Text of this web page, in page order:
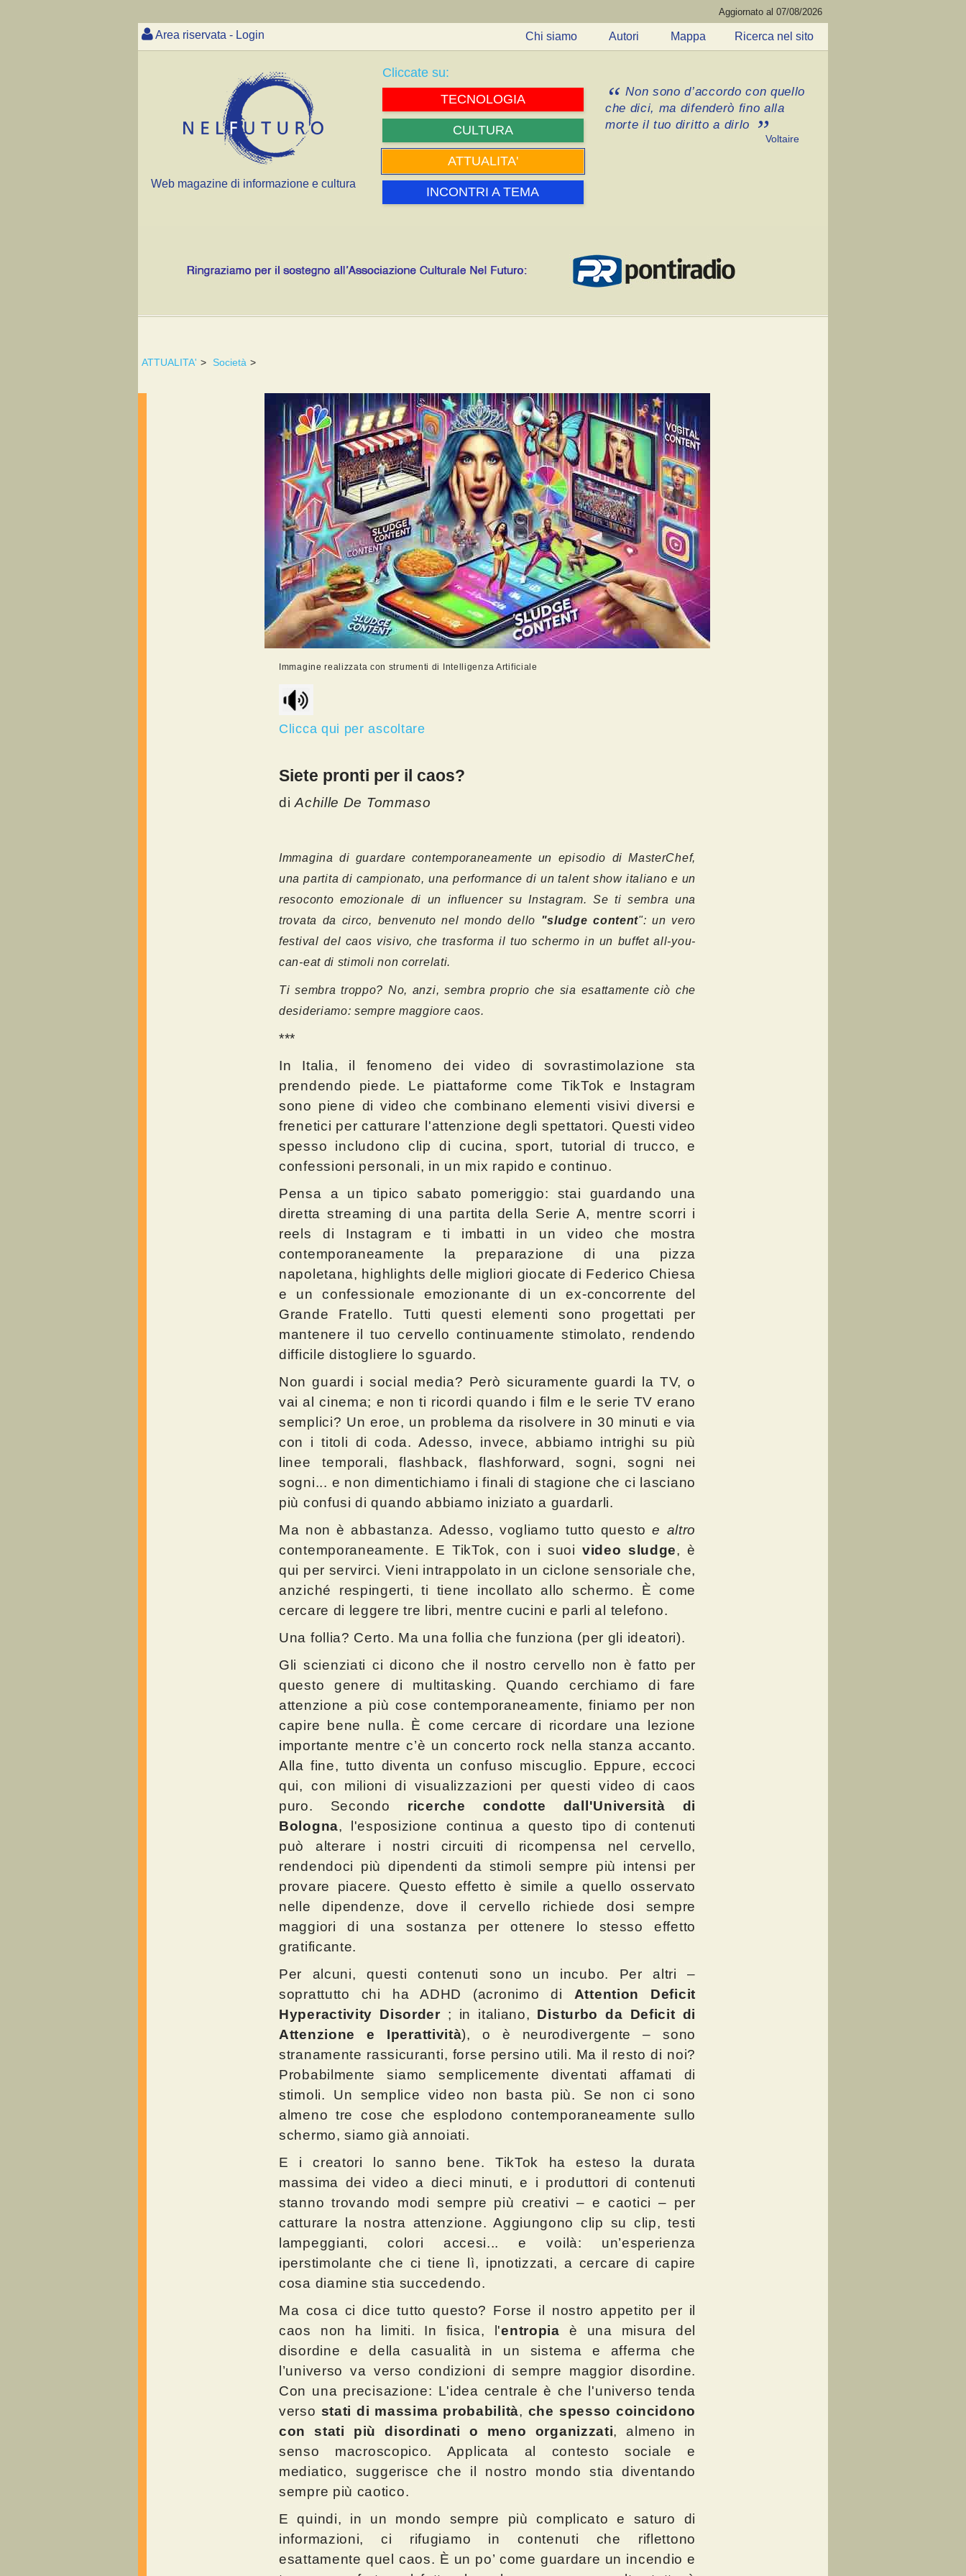
Aggiornato al 07/08/2026
Area riservata - Login Chi siamo Autori Mappa Ricerca nel sito
Web magazine di informazione e cultura
Cliccate su:
TECNOLOGIA
CULTURA
ATTUALITA'
INCONTRI A TEMA
Non sono d’accordo con quello
che dici, ma difenderò fino alla
morte il tuo diritto a dirlo
Voltaire
ATTUALITA' > Società >
Immagine realizzata con strumenti di Intelligenza Artificiale
Clicca qui per ascoltare
Siete pronti per il caos?
diAchille De Tommaso
Immagina di guardare contemporaneamente un episodio di MasterChef,
una partita di campionato, una performance di un talent show italiano e un
resoconto emozionale di un influencer su Instagram. Se ti sembra una
trovata da circo, benvenuto nel mondo dello "sludge content": un vero
festival del caos visivo, che trasforma il tuo schermo in un buffet all-you-
can-eat di stimoli non correlati.
Ti sembra troppo? No, anzi, sembra proprio che sia esattamente ciò che
desideriamo: sempre maggiore caos.
***
In Italia, il fenomeno dei video di sovrastimolazione sta
prendendo piede. Le piattaforme come TikTok e Instagram
sono piene di video che combinano elementi visivi diversi e
frenetici per catturare l'attenzione degli spettatori. Questi video
spesso includono clip di cucina, sport, tutorial di trucco, e
confessioni personali, in un mix rapido e continuo.
Pensa a un tipico sabato pomeriggio: stai guardando una
diretta streaming di una partita della Serie A, mentre scorri i
reels di Instagram e ti imbatti in un video che mostra
contemporaneamente la preparazione di una pizza
napoletana, highlights delle migliori giocate di Federico Chiesa
e un confessionale emozionante di un ex-concorrente del
Grande Fratello. Tutti questi elementi sono progettati per
mantenere il tuo cervello continuamente stimolato, rendendo
difficile distogliere lo sguardo.
Non guardi i social media? Però sicuramente guardi la TV, o
vai al cinema; e non ti ricordi quando i film e le serie TV erano
semplici? Un eroe, un problema da risolvere in 30 minuti e via
con i titoli di coda. Adesso, invece, abbiamo intrighi su più
linee temporali, flashback, flashforward, sogni, sogni nei
sogni... e non dimentichiamo i finali di stagione che ci lasciano
più confusi di quando abbiamo iniziato a guardarli.
Ma non è abbastanza. Adesso, vogliamo tutto questoe altro
contemporaneamente. E TikTok, con i suoivideo sludge, è
qui per servirci. Vieni intrappolato in un ciclone sensoriale che,
anziché respingerti, ti tiene incollato allo schermo. È come
cercare di leggere tre libri, mentre cucini e parli al telefono.
Una follia? Certo. Ma una follia che funziona (per gli ideatori).
Gli scienziati ci dicono che il nostro cervello non è fatto per
questo genere di multitasking. Quando cerchiamo di fare
attenzione a più cose contemporaneamente, finiamo per non
capire bene nulla. È come cercare di ricordare una lezione
importante mentre c’è un concerto rock nella stanza accanto.
Alla fine, tutto diventa un confuso miscuglio. Eppure, eccoci
qui, con milioni di visualizzazioni per questi video di caos
puro. Secondo ricerche condotte dall'Università di
Bologna, l'esposizione continua a questo tipo di contenuti
può alterare i nostri circuiti di ricompensa nel cervello,
rendendoci più dipendenti da stimoli sempre più intensi per
provare piacere. Questo effetto è simile a quello osservato
nelle dipendenze, dove il cervello richiede dosi sempre
maggiori di una sostanza per ottenere lo stesso effetto
gratificante.
Per alcuni, questi contenuti sono un incubo. Per altri –
soprattutto chi ha ADHD (acronimo di Attention Deficit
Hyperactivity Disorder ; in italiano, Disturbo da Deficit di
Attenzione e Iperattività), o è neurodivergente – sono
stranamente rassicuranti, forse persino utili. Ma il resto di noi?
Probabilmente siamo semplicemente diventati affamati di
stimoli. Un semplice video non basta più. Se non ci sono
almeno tre cose che esplodono contemporaneamente sullo
schermo, siamo già annoiati.
E i creatori lo sanno bene. TikTok ha esteso la durata
massima dei video a dieci minuti, e i produttori di contenuti
stanno trovando modi sempre più creativi – e caotici – per
catturare la nostra attenzione. Aggiungono clip su clip, testi
lampeggianti, colori accesi... e voilà: un’esperienza
iperstimolante che ci tiene lì, ipnotizzati, a cercare di capire
cosa diamine stia succedendo.
Ma cosa ci dice tutto questo? Forse il nostro appetito per il
caos non ha limiti. In fisica, l'entropia è una misura del
disordine e della casualità in un sistema e afferma che
l’universo va verso condizioni di sempre maggior disordine.
Con una precisazione: L'idea centrale è che l'universo tenda
verso stati di massima probabilità, che spesso coincidono
con stati più disordinati o meno organizzati, almeno in
senso macroscopico. Applicata al contesto sociale e
mediatico, suggerisce che il nostro mondo stia diventando
sempre più caotico.
E quindi, in un mondo sempre più complicato e saturo di
informazioni, ci rifugiamo in contenuti che riflettono
esattamente quel caos. È un po’ come guardare un incendio e